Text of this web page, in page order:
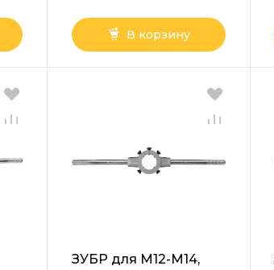
В корзину
ЗУБР для M12-M14,